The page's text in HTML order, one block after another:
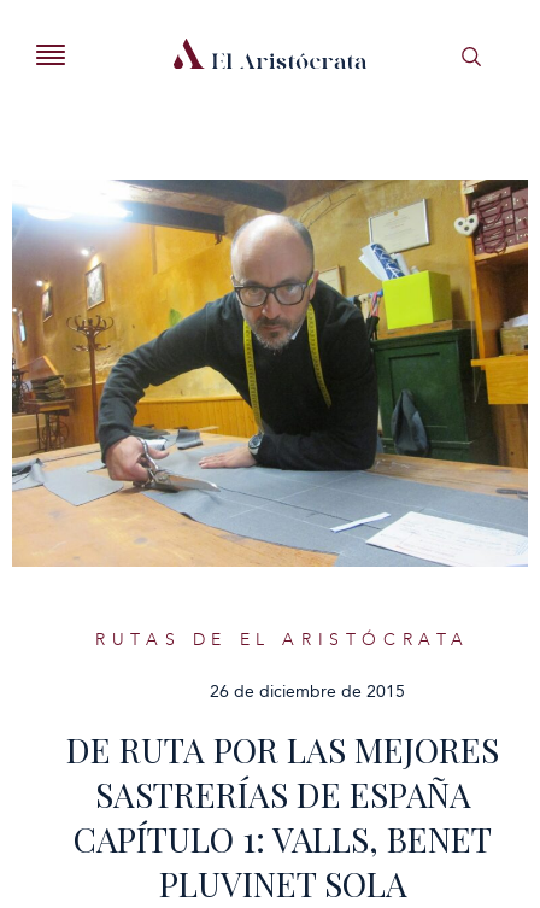
RUTAS DE EL ARISTÓCRATA
26 de diciembre de 2015
DE RUTA POR LAS MEJORES
SASTRERÍAS DE ESPAÑA
CAPÍTULO 1: VALLS, BENET
PLUVINET SOLA